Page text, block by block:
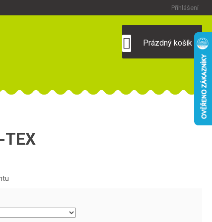
Přihlášení
KOŠÍK
Prázdný košík
TEX